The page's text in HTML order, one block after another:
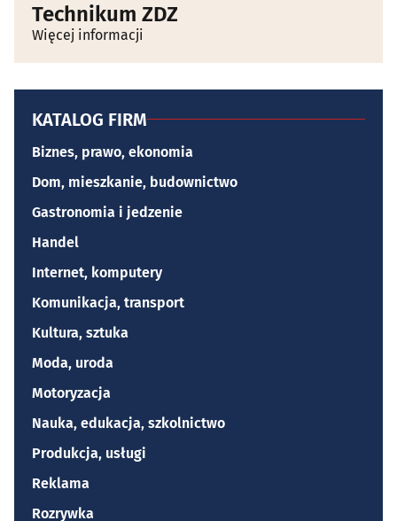
Technikum ZDZ
Więcej informacji
KATALOG FIRM
Biznes, prawo, ekonomia
Dom, mieszkanie, budownictwo
Gastronomia i jedzenie
Handel
Internet, komputery
Komunikacja, transport
Kultura, sztuka
Moda, uroda
Motoryzacja
Nauka, edukacja, szkolnictwo
Produkcja, usługi
Reklama
Rozrywka